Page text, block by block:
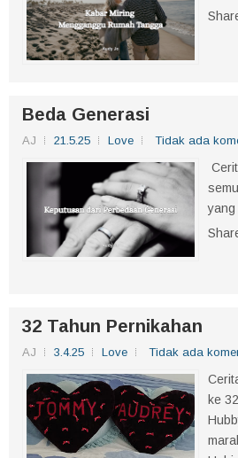
Beda Generasi
AJ 21.5.25 Love Tidak ada
yang
32 Tahun Pernikahan
AJ 3.4.25 Love Tidak ada
ke